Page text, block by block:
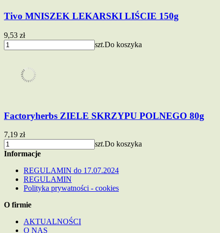
Tivo MNISZEK LEKARSKI LIŚCIE 150g
9,53 zł
szt.Do koszyka
Factoryherbs ZIELE SKRZYPU POLNEGO 80g
7,19 zł
szt.Do koszyka
Informacje
REGULAMIN do 17.07.2024
REGULAMIN
Polityka prywatności - cookies
O firmie
AKTUALNOŚCI
O NAS